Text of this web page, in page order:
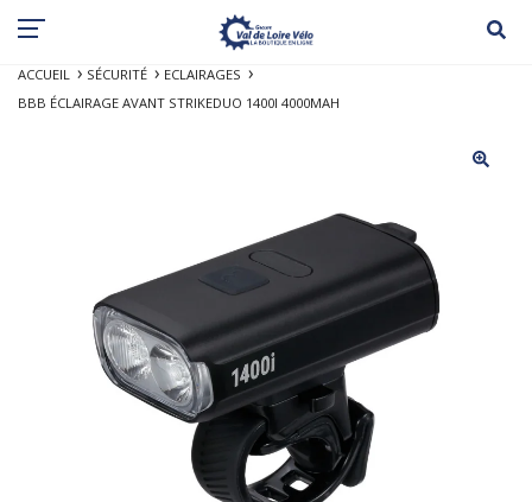
ACCUEIL SÉCURITÉ
ECLAIRAGES
BBB ÉCLAIRAGE AVANT STRIKEDUO 1400I 4000MAH